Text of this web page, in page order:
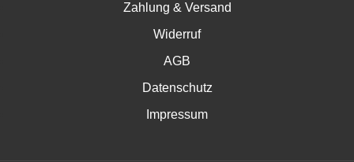
Zahlung & Versand
Widerruf
AGB
Datenschutz
Impressum